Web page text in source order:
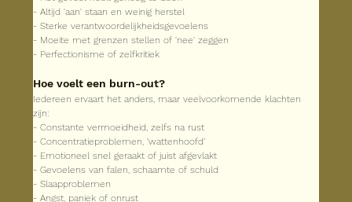
- Altijd 'aan' staan en weinig herstel
- Sterke verantwoordelijkheidsgevoelens
- Moeite met grenzen stellen of 'nee' zeggen
- Perfectionisme of zelfkritiek
Hoe voelt een burn-out?
Iedereen ervaart het anders, maar veelvoorkomende klachten
zijn:
- Constante vermoeidheid, zelfs na rust
- Concentratieproblemen, ‘wattenhoofd’
- Emotioneel snel geraakt of juist afgevlakt
- Gevoelens van falen, schaamte of schuld
- Slaapproblemen
- Angst, paniek of onrust